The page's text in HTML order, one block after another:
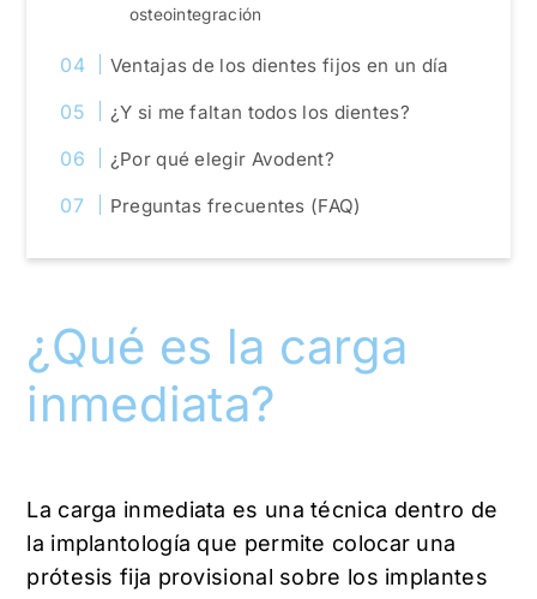
osteointegración
Ventajas de los dientes fijos en un día
¿Y si me faltan todos los dientes?
¿Por qué elegir Avodent?
Preguntas frecuentes (FAQ)
¿Qué es la carga
inmediata?
La carga inmediata es una técnica dentro de
la implantología que permite colocar una
prótesis fija provisional sobre los implantes